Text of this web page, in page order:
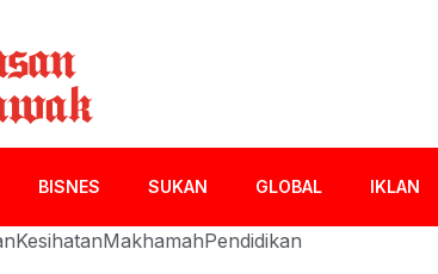
BISNES SUKAN GLOBAL IKLAN
KesihatanMakhamahPendidikan